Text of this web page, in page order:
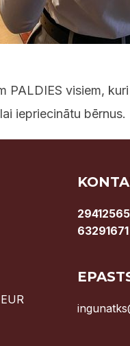
PALDIES visiem,
iepriecinātu
EUR
29412565
63291671